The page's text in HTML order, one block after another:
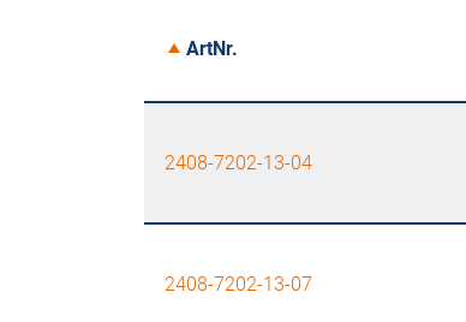
ArtNr.
2408-7202-13-04
2408-7202-13-07